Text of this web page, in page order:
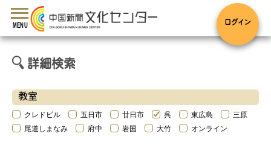
toggle
navigation
MENU ログイン
詳細検索
教室
クレドビル 五日市 廿日市 呉 東広島
三原
尾道しまなみ
府中 岩国 大竹 オンライン